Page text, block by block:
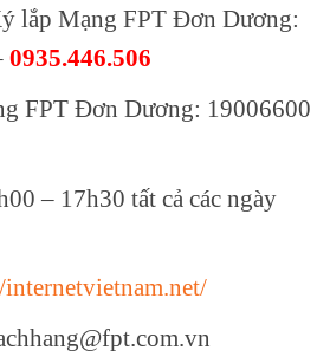
lắp Mạng FPT Đơn Dương:
0935.446.506
FPT Đơn Dương: 19006600
– 17h30 tất cả các ngày